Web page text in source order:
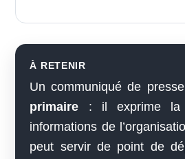
À RETENIR
Un communiqué de
primaire : il exprime la
informations de
peut servir de point de